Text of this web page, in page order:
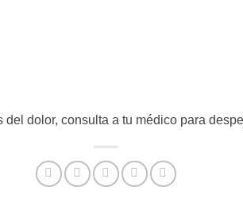
dolor, consulta a tu médico para